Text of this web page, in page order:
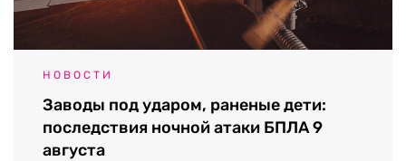
НОВОСТИ
Заводы под ударом, раненые дети:
последствия ночной атаки БПЛА 9
августа